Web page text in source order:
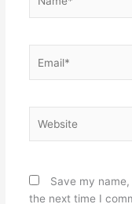
Save my
the next time I